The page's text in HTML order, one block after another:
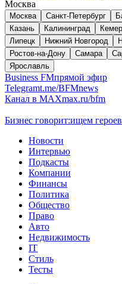
Москва
Москва Санкт-Петербург
Казань
Калининград
Липецк
Нижний Новгород
Ростов-на-Дону
Самара
Ярославль
Business FMпрямой эфир
Telegramt.me/BFMnews
Канал в MAXmax.ru/bfm
Бизнес говорит:ищем героев
Новости
Интервью
Подкасты
Компании
Финансы
Политика
Общество
Право
Авто
Недвижимость
IT
Стиль
Тесты